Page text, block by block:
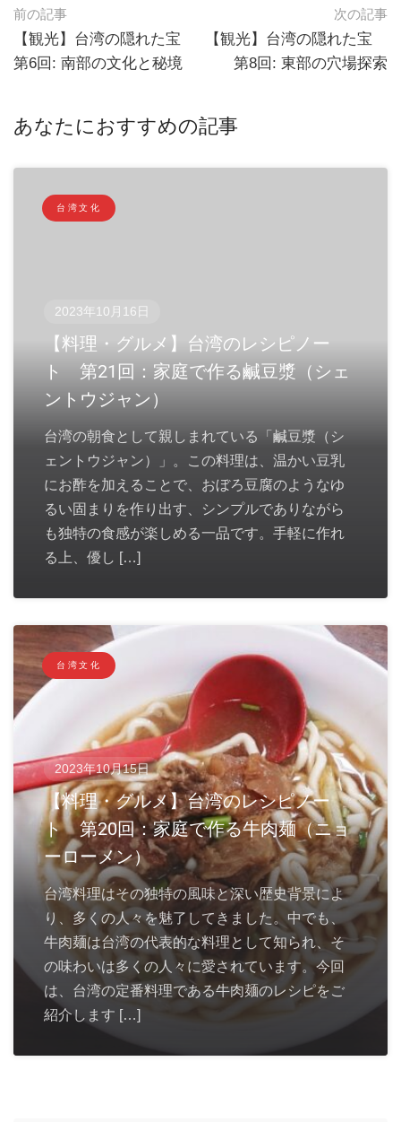
前の記事
【観光】台湾の隠れた宝
第6回: 南部の文化と秘境
次の記事
【観光】台湾の隠れた宝
第8回: 東部の穴場探索
あなたにおすすめの記事
台湾文化
2023年10月16日
【料理・グルメ】台湾のレシピノー
ト 第21回：家庭で作る鹹豆漿（シェ
ントウジャン）
台湾の朝食として親しまれている「鹹豆漿（シ
ェントウジャン）」。この料理は、温かい豆乳
にお酢を加えることで、おぼろ豆腐のようなゆ
るい固まりを作り出す、シンプルでありながら
も独特の食感が楽しめる一品です。手軽に作れ
る上、優し […]
台湾文化
2023年10月15日
【料理・グルメ】台湾のレシピノー
ト 第20回：家庭で作る牛肉麺（ニョ
ーローメン）
台湾料理はその独特の風味と深い歴史背景によ
り、多くの人々を魅了してきました。中でも、
牛肉麺は台湾の代表的な料理として知られ、そ
の味わいは多くの人々に愛されています。今回
は、台湾の定番料理である牛肉麺のレシピをご
紹介します […]